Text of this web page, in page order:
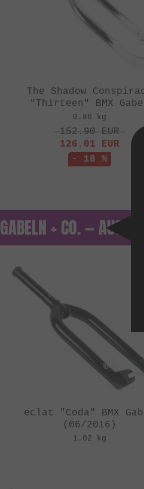
The Shadow
"Thirteen" BMX
0.86 kg
152.90EUR
126.01 EUR
- 18 %
GABELN + CO. — AUS
eclat "Coda" BMX
(06/2016)
1.02 kg